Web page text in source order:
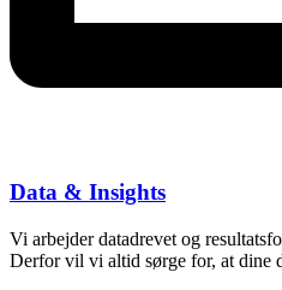
Data & Insights
Vi arbejder datadrevet og
Derfor vil vi altid sørge for, at dine